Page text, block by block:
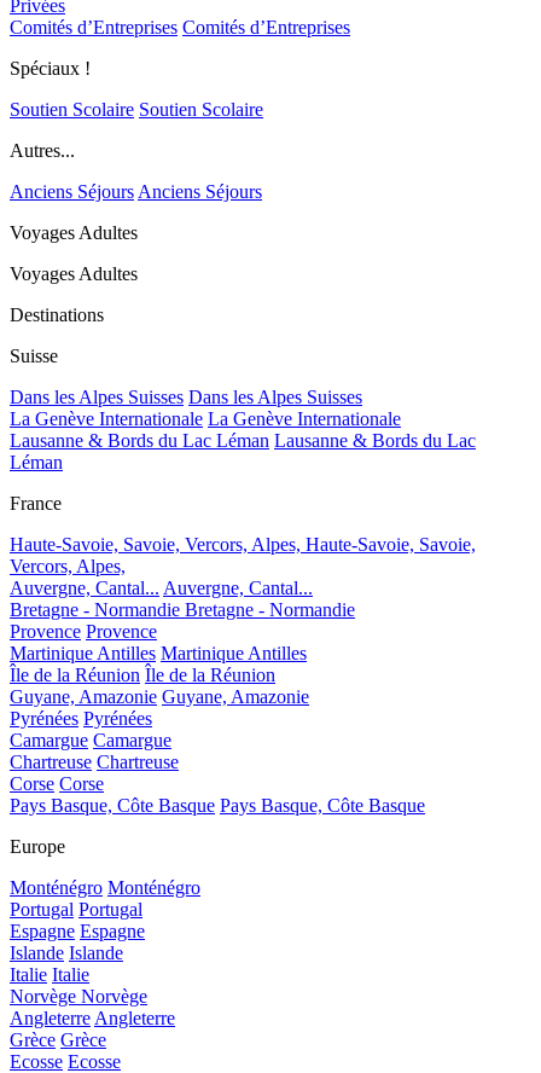
Privées
Comités d’Entreprises Comités d’Entreprises
Spéciaux !
Soutien Scolaire Soutien Scolaire
Autres...
Anciens Séjours Anciens Séjours
Voyages Adultes
Voyages Adultes
Destinations
Suisse
Dans les Alpes Suisses Dans les Alpes Suisses
La Genève Internationale La Genève Internationale
Lausanne & Bords du Lac Léman Lausanne & Bords du Lac
Léman
France
Haute-Savoie, Savoie, Vercors, Alpes, Haute-Savoie, Savoie,
Vercors, Alpes,
Auvergne, Cantal... Auvergne, Cantal...
Bretagne - Normandie Bretagne - Normandie
Provence Provence
Martinique Antilles Martinique Antilles
Île de la Réunion Île de la Réunion
Guyane, Amazonie Guyane, Amazonie
Pyrénées Pyrénées
Camargue Camargue
Chartreuse Chartreuse
Corse Corse
Pays Basque, Côte Basque Pays Basque, Côte Basque
Europe
Monténégro Monténégro
Portugal Portugal
Espagne Espagne
Islande Islande
Italie Italie
Norvège Norvège
Angleterre Angleterre
Grèce Grèce
Ecosse Ecosse